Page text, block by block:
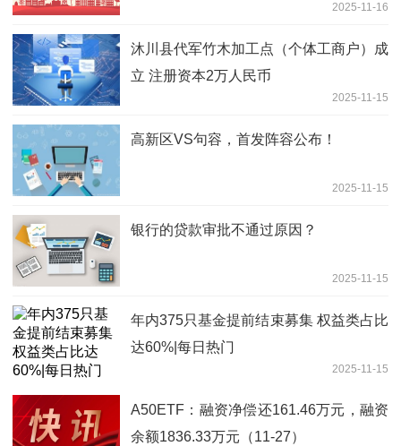
2025-11-16
沐川县代军竹木加工点（个体工商户）成
立 注册资本2万人民币
2025-11-15
高新区VS句容，首发阵容公布！
2025-11-15
银行的贷款审批不通过原因？
2025-11-15
年内375只基金提前结束募集 权益类占比
达60%|每日热门
2025-11-15
A50ETF：融资净偿还161.46万元，融资
余额1836.33万元（11-27）